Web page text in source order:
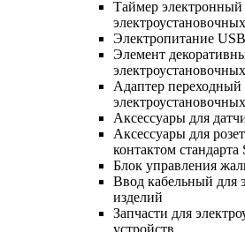
Таймер электронный
Электропитание USB
Элемент
Адаптер переходный
Аксессуары для
Аксессуары для
контактом
Блок управления
Ввод кабельный для
изделий
Запчасти для
устройств